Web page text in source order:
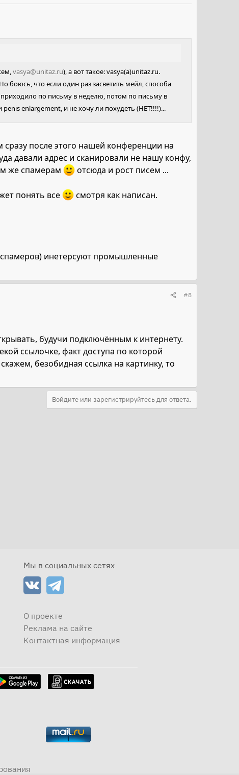
vasya@unitaz.ru), а вот такое: vasya(a)unitaz.ru.
боюсь, что если один раз засветить мейл, способа
по письму в неделю, потом по письму в
enlargement, и не хочу ли похудеть (НЕТ!!!!)...
после этого нашей конференции на
давали адрес и сканировали не нашу конфу,
же спамерам
отсюда и рост писем ...
понять все
смотря как написан.
инетерсуют промышленные
#8
будучи подключённым к интернету.
ссылочке, факт доступа по которой
безобидная ссылка на картинку, то
Войдите или зарегистрируйтесь для ответа.
Мы в социальных сетях
О проекте
Реклама на сайте
Контактная информация